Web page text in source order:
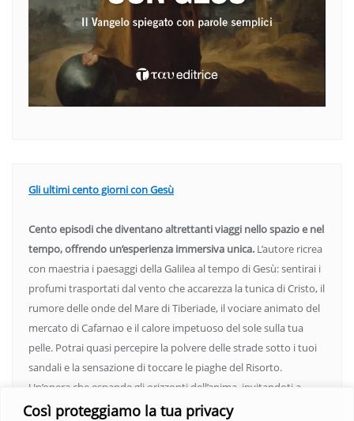
Così proteggiamo la tua privacy
Gli ultimi cento giorni con Gesù
Cento episodi che diventano altrettanti viaggi nello spazio e nel
tempo, offrendo un’esperienza immersiva unica. L’autore ricrea
con maestria i paesaggi della Galilea al tempo di Gesù: sentirai i
profumi trasportati dal vento che accarezza la tunica di Cristo, il
rumore delle onde del Mare di Tiberiade, il vociare animato del
mercato di Cafarnao e il calore impetuoso del sole sulla tua
pelle. Potrai quasi percepire la polvere delle strade sotto i tuoi
sandali e la sensazione di toccare le piaghe del Risorto.
Un’opera che espande gli orizzonti dell’anima, invitandoti a
vedere oltre i confini del conosciuto. Scopri un mondo in cui